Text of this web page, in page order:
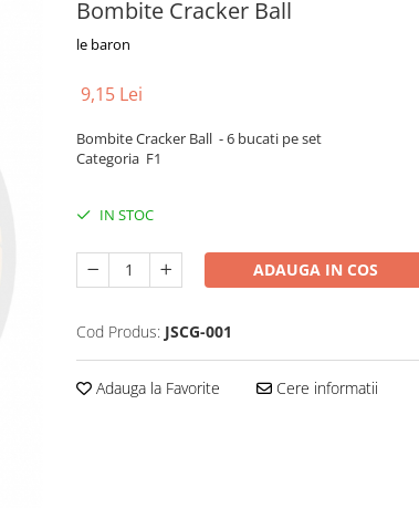
Bombite Cracker Ball
le baron
9,15 Lei
Bombite Cracker Ball - 6 bucati pe set
Categoria F1
IN STOC
ADAUGA IN COS
Cod Produs: JSCG-001
Adauga la Favorite Cere informatii